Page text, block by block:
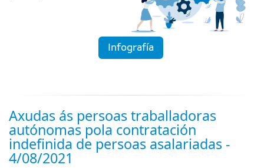
Infografía
Axudas ás persoas traballadoras
autónomas pola contratación
indefinida de persoas asalariadas -
4/08/2021